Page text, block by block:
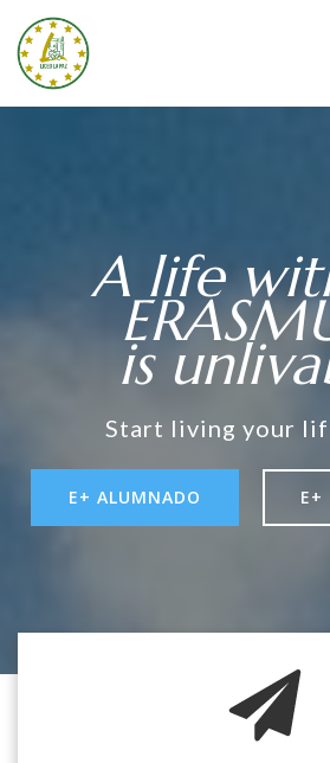
A life
is
Start living your
E+ ALUMNADO E+